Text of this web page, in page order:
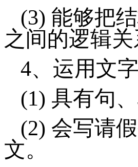
(3) 能够把
之间的逻辑关
4、 运用文
(1) 具有句
(2) 会写请
文。